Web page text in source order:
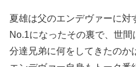
夏雄は父のエンデヴァーに対
No.1になったその裏で、世
分達兄弟に何をしてきたのか